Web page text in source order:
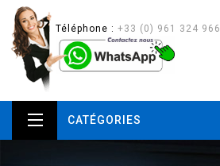
Téléphone : +33 (0) 961 324 966
CATÉGORIES